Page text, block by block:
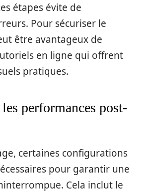
étapes évite de
Pour sécuriser le
être avantageux de
en ligne qui offrent
pratiques.
performances post-
certaines configurations
pour garantir une
Cela inclut le